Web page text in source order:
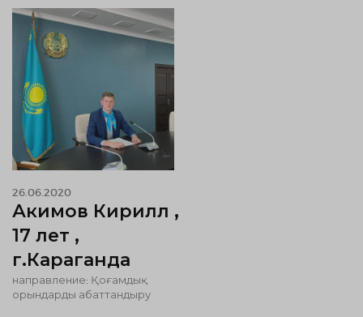
26.06.2020
Акимов Кирилл ,
17 лет ,
г.Караганда
направление: Қоғамдық
орындарды абаттандыру